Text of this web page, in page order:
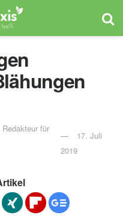
Redakteur für
17. Juli
2019